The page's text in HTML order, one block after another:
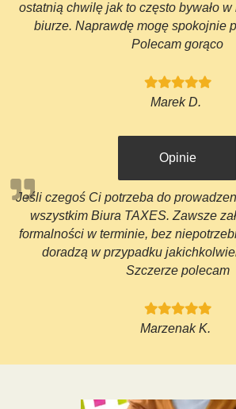
ostatnią chwilę jak to często bywało
biurze. Naprawdę mogę spokojnie
Polecam gorąco
Marek D.
Opinie
Jeśli czegoś Ci potrzeba do
wszystkim Biura TAXES. Zawsze
formalności w terminie, bez
doradzą w przypadku
Szczerze polecam
Marzenak K.